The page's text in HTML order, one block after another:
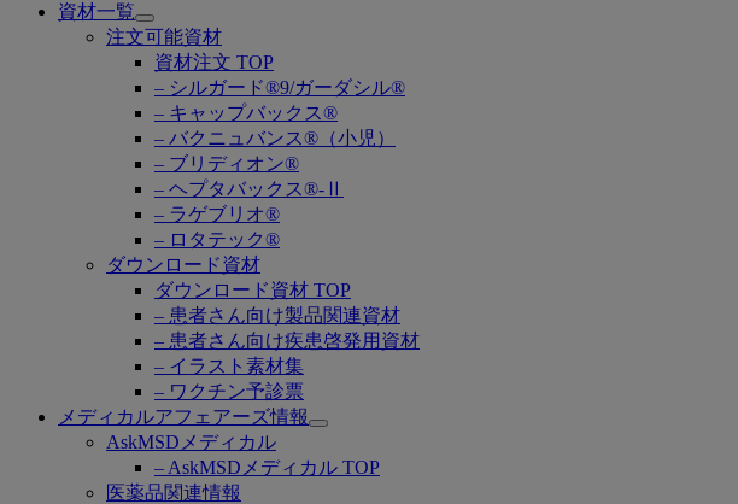
資材一覧
Open
submenu
注文可能資材
資材注文 TOP
– シルガード®9/ガーダシル®
– キャップバックス®
– バクニュバンス®（小児）
– ブリディオン®
– ヘプタバックス®-Ⅱ
– ラゲブリオ®
– ロタテック®
ダウンロード資材
ダウンロード資材 TOP
– 患者さん向け製品関連資材
– 患者さん向け疾患啓発用資材
– イラスト素材集
– ワクチン予診票
メディカルアフェアーズ情報
Open
AskMSDメディカル
– AskMSDメディカル TOP
医薬品関連情報